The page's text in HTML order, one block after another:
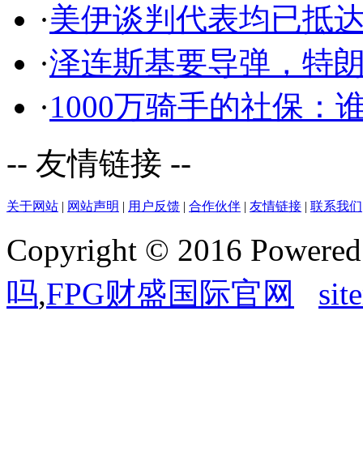
·美伊谈判代表均已抵
·泽连斯基要导弹，特
·1000万骑手的社保：
-- 友情链接 --
关于网站 | 网站声明 | 用户反馈 | 合作伙伴 | 友情链接 | 联系我们
Copyright © 2016
吗,FPG财盛国际官网